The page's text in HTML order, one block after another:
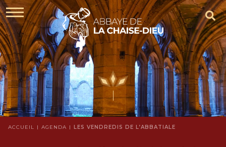
ACCUEIL AGENDA LES VENDREDIS DE L’ABBATIALE